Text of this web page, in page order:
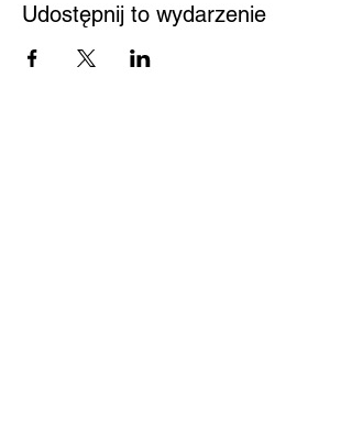
Udostępnij to wydarzenie